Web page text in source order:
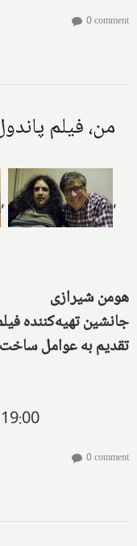
0 comment
من‌، فیلم
, ,
هومن شیرازی
جانشین تهیه‌کننده
تقدیم به عوامل
0 comment